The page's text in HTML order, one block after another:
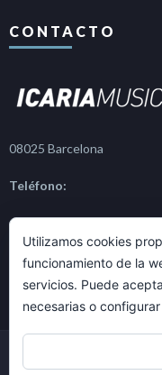
CONTACTO
08025 Barcelona
Teléfono:
+34 609 16 60 16
Utilizamos cookies
funcionamiento de la
servicios. Puede
necesarias o